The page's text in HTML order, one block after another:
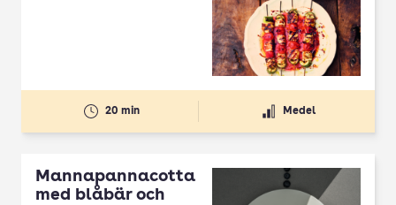
20 min Medel
Mannapannacotta
med blåbär och